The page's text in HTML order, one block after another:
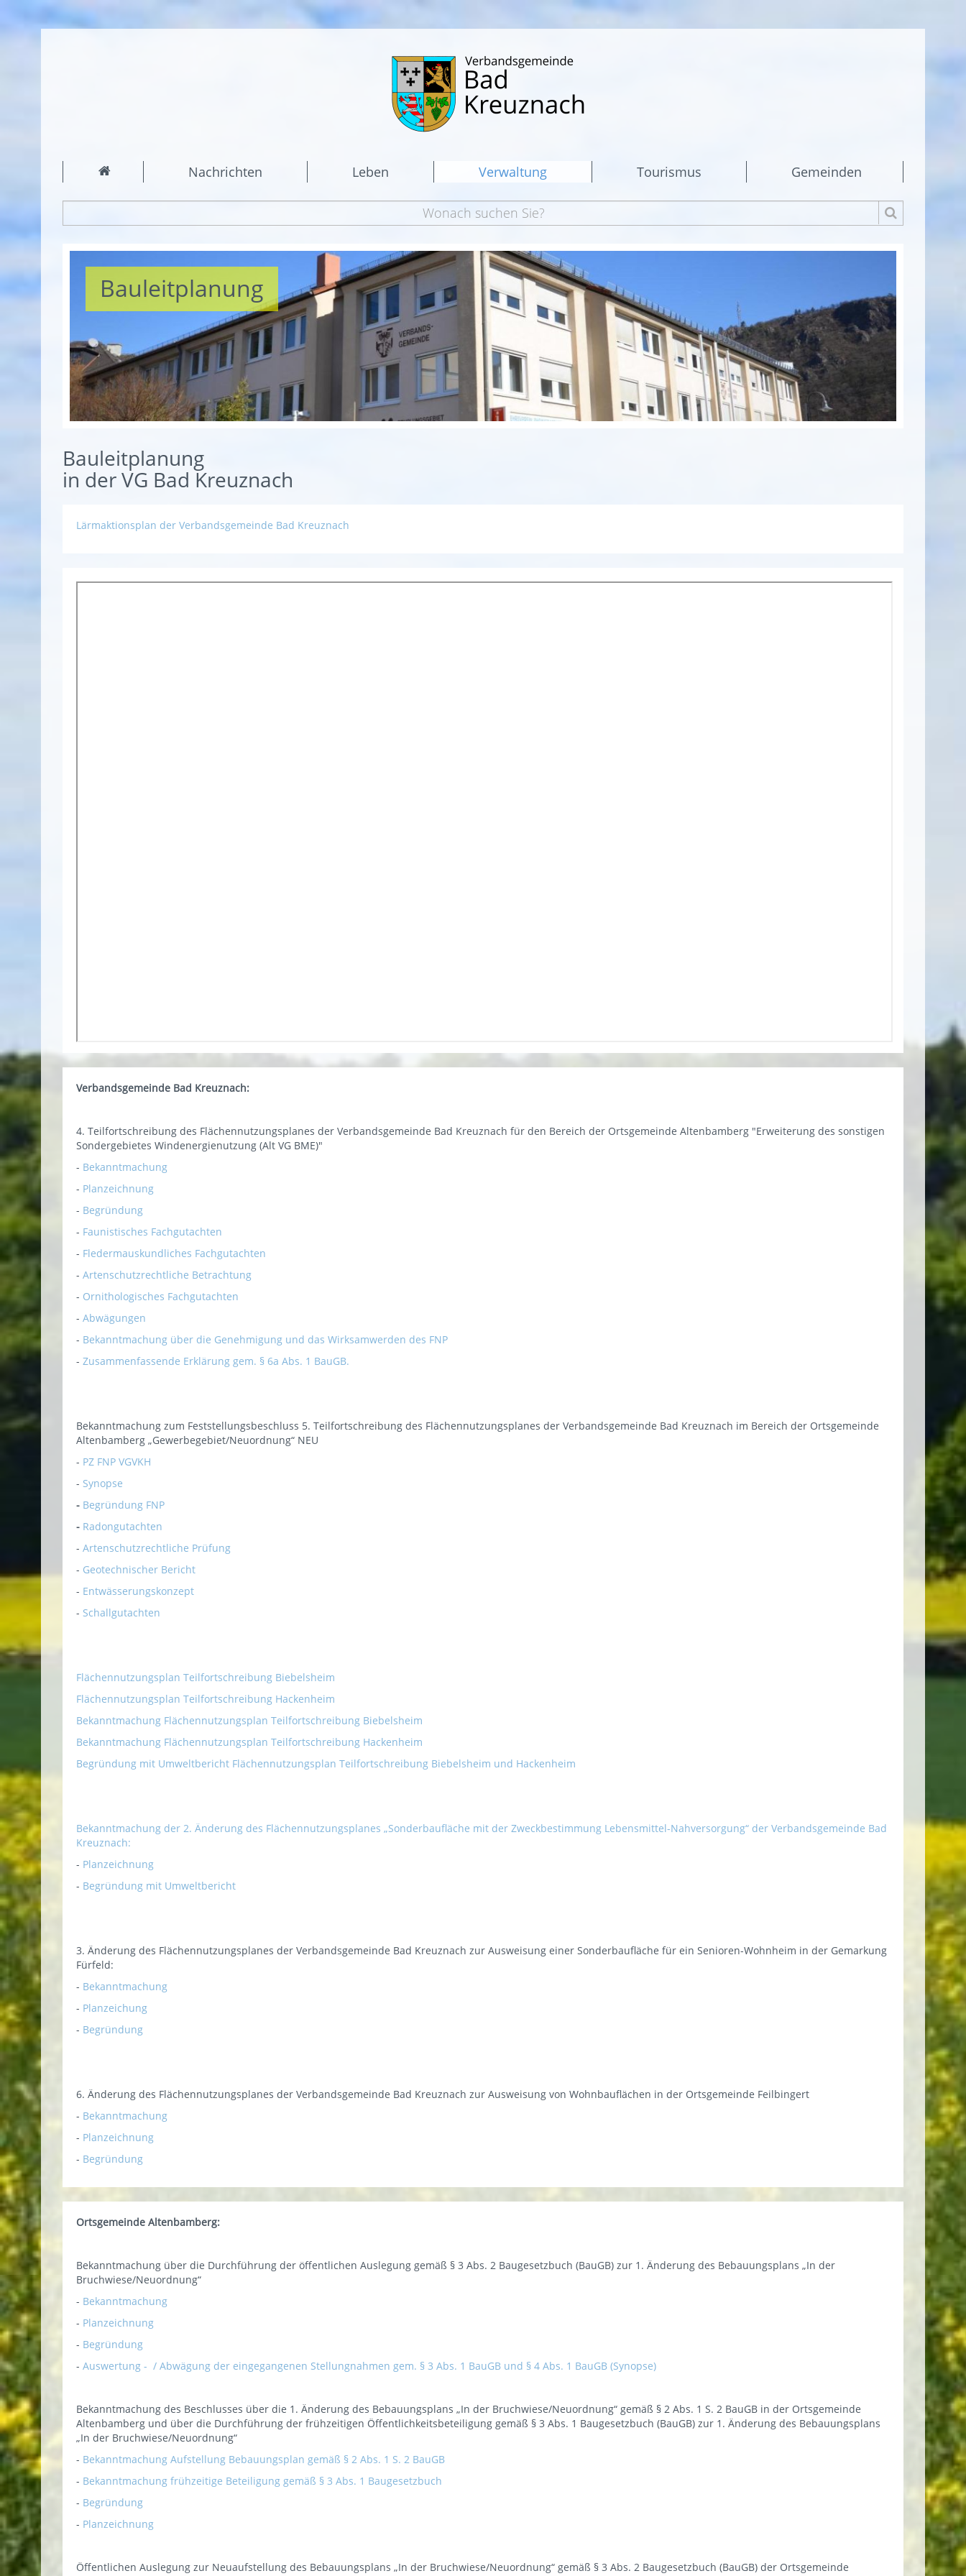
Nachrichten Leben Verwaltung Tourismus Gemeinden
Bauleitplanung
Bauleitplanung
in der VG Bad Kreuznach
Lärmaktionsplan der Verbandsgemeinde Bad Kreuznach
Verbandsgemeinde Bad Kreuznach:
4. Teilfortschreibung des Flächennutzungsplanes der Verbandsgemeinde Bad Kreuznach für den Bereich der Ortsgemeinde Altenbamberg "Erweiterung des sonstigen
Sondergebietes Windenergienutzung (Alt VG BME)"
- Bekanntmachung
- Planzeichnung
- Begründung
- Faunistisches Fachgutachten
- Fledermauskundliches Fachgutachten
- Artenschutzrechtliche Betrachtung
- Ornithologisches Fachgutachten
- Abwägungen
- Bekanntmachung über die Genehmigung und das Wirksamwerden des FNP
- Zusammenfassende Erklärung gem. § 6a Abs. 1 BauGB.
Bekanntmachung zum Feststellungsbeschluss 5. Teilfortschreibung des Flächennutzungsplanes der Verbandsgemeinde Bad Kreuznach im Bereich der Ortsgemeinde
Altenbamberg „Gewerbegebiet/Neuordnung“ NEU
- PZ FNP VGVKH
- Synopse
- Begründung FNP
- Radongutachten
- Artenschutzrechtliche Prüfung
- Geotechnischer Bericht
- Entwässerungskonzept
- Schallgutachten
Flächennutzungsplan Teilfortschreibung Biebelsheim
Flächennutzungsplan Teilfortschreibung Hackenheim
Bekanntmachung Flächennutzungsplan Teilfortschreibung Biebelsheim
Bekanntmachung Flächennutzungsplan Teilfortschreibung Hackenheim
Begründung mit Umweltbericht Flächennutzungsplan Teilfortschreibung Biebelsheim und Hackenheim
Bekanntmachung der 2. Änderung des Flächennutzungsplanes „Sonderbaufläche mit der Zweckbestimmung Lebensmittel-Nahversorgung“ der Verbandsgemeinde Bad
Kreuznach:
- Planzeichnung
- Begründung mit Umweltbericht
3. Änderung des Flächennutzungsplanes der Verbandsgemeinde Bad Kreuznach zur Ausweisung einer Sonderbaufläche für ein Senioren-Wohnheim in der Gemarkung
Fürfeld:
- Bekanntmachung
- Planzeichung
- Begründung
6. Änderung des Flächennutzungsplanes der Verbandsgemeinde Bad Kreuznach zur Ausweisung von Wohnbauflächen in der Ortsgemeinde Feilbingert
- Bekanntmachung
- Planzeichnung
- Begründung
Ortsgemeinde Altenbamberg:
Bekanntmachung über die Durchführung der öffentlichen Auslegung gemäß § 3 Abs. 2 Baugesetzbuch (BauGB) zur 1. Änderung des Bebauungsplans „In der
Bruchwiese/Neuordnung“
- Bekanntmachung
- Planzeichnung
- Begründung
- Auswertung - / Abwägung der eingegangenen Stellungnahmen gem. § 3 Abs. 1 BauGB und § 4 Abs. 1 BauGB (Synopse)
Bekanntmachung des Beschlusses über die 1. Änderung des Bebauungsplans „In der Bruchwiese/Neuordnung“ gemäß § 2 Abs. 1 S. 2 BauGB in der Ortsgemeinde
Altenbamberg und über die Durchführung der frühzeitigen Öffentlichkeitsbeteiligung gemäß § 3 Abs. 1 Baugesetzbuch (BauGB) zur 1. Änderung des Bebauungsplans
„In der Bruchwiese/Neuordnung“
- Bekanntmachung Aufstellung Bebauungsplan gemäß § 2 Abs. 1 S. 2 BauGB
- Bekanntmachung frühzeitige Beteiligung gemäß § 3 Abs. 1 Baugesetzbuch
- Begründung
- Planzeichnung
Öffentlichen Auslegung zur Neuaufstellung des Bebauungsplans „In der Bruchwiese/Neuordnung“ gemäß § 3 Abs. 2 Baugesetzbuch (BauGB) der Ortsgemeinde